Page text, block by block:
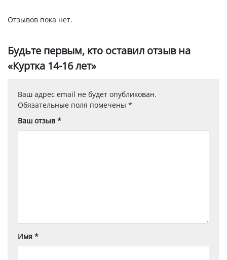
Отзывов пока нет.
Будьте первым, кто оставил отзыв на
«Куртка 14-16 лет»
Ваш адрес email не будет опубликован.
Обязательные поля помечены *
Ваш отзыв *
Имя *